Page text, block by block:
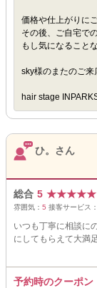
価格や仕上がりに
その後、ご自宅で
もし気になること
sky様のまたのご来
hair stage
ひ。さん
総合 5 ★★★★★
雰囲気： 5 接客サービス：
いつも丁寧に相談に
にしてもらえて大満
予約時のクーポン